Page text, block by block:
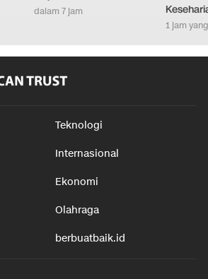
Maju Kena-Mundur Kena
dalam 7 jam
5 Warna
Teknologi
Internasional
Ekonomi